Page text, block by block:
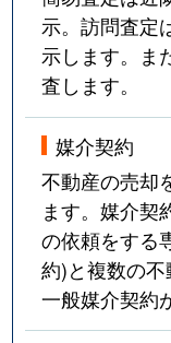
示。訪問査定
示します。ま
査します。
媒介契約
不動産の売却
ます。媒介契
の依頼をする
約)と複数の
一般媒介契約